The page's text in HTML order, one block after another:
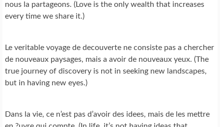
nous la partageons. (Love is the only wealth that increases
every time we share it.)
Le veritable voyage de decouverte ne consiste pas a chercher
de nouveaux paysages, mais a avoir de nouveaux yeux. (The
true journey of discovery is not in seeking new landscapes,
but in having new eyes.)
Dans la vie, ce n’est pas d’avoir des idees, mais de les mettre